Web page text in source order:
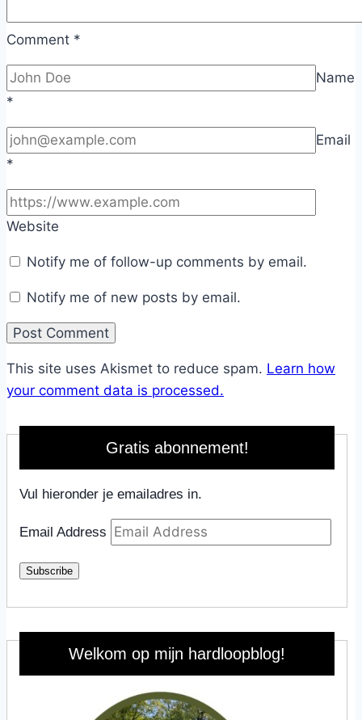
Comment *
Name
*
Email
*
Website
Notify me of follow-up comments by email.
Notify me of new posts by email.
This site uses Akismet to reduce spam. Learn how
your comment data is processed.
Gratis abonnement!
Vul hieronder je emailadres in.
Email Address
Subscribe
Welkom op mijn hardloopblog!